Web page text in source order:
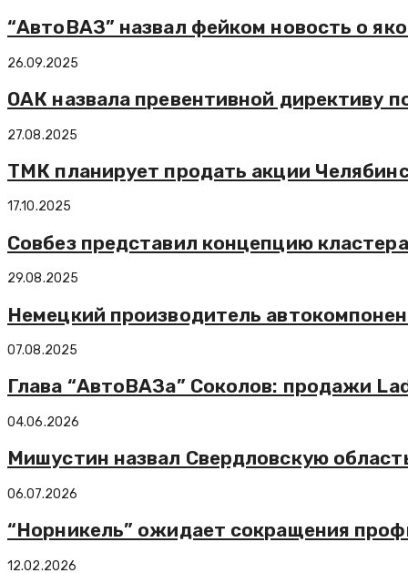
“АвтоВАЗ” назвал фейком новость о
26.09.2025
ОАК назвала превентивной директиву
27.08.2025
ТМК планирует продать акции
17.10.2025
Совбез представил концепцию
29.08.2025
Немецкий производитель
07.08.2025
Глава “АвтоВАЗа” Соколов: продажи
04.06.2026
Мишустин назвал Свердловскую
06.07.2026
“Норникель” ожидает сокращения
12.02.2026